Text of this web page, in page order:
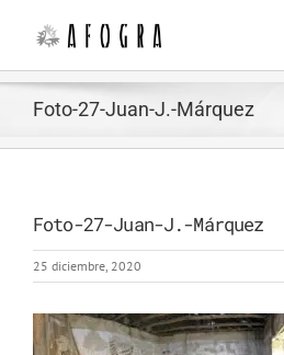
contenido
Foto-27-Juan-J.-Márquez
Foto-27-Juan-J.-Márquez
25 diciembre, 2020